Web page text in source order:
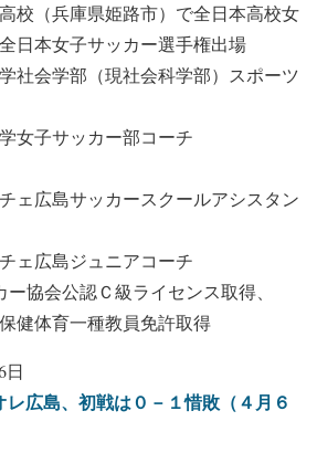
校（兵庫県姫路市）で全日本高校女
日本女子サッカー選手権出場
社会学部（現社会科学部）スポーツ
女子サッカー部コーチ
ェ広島サッカースクールアシスタン
ェ広島ジュニアコーチ
協会公認Ｃ級ライセンス取得、
健体育一種教員免許取得
日
レ広島、初戦は０－１惜敗（４月６